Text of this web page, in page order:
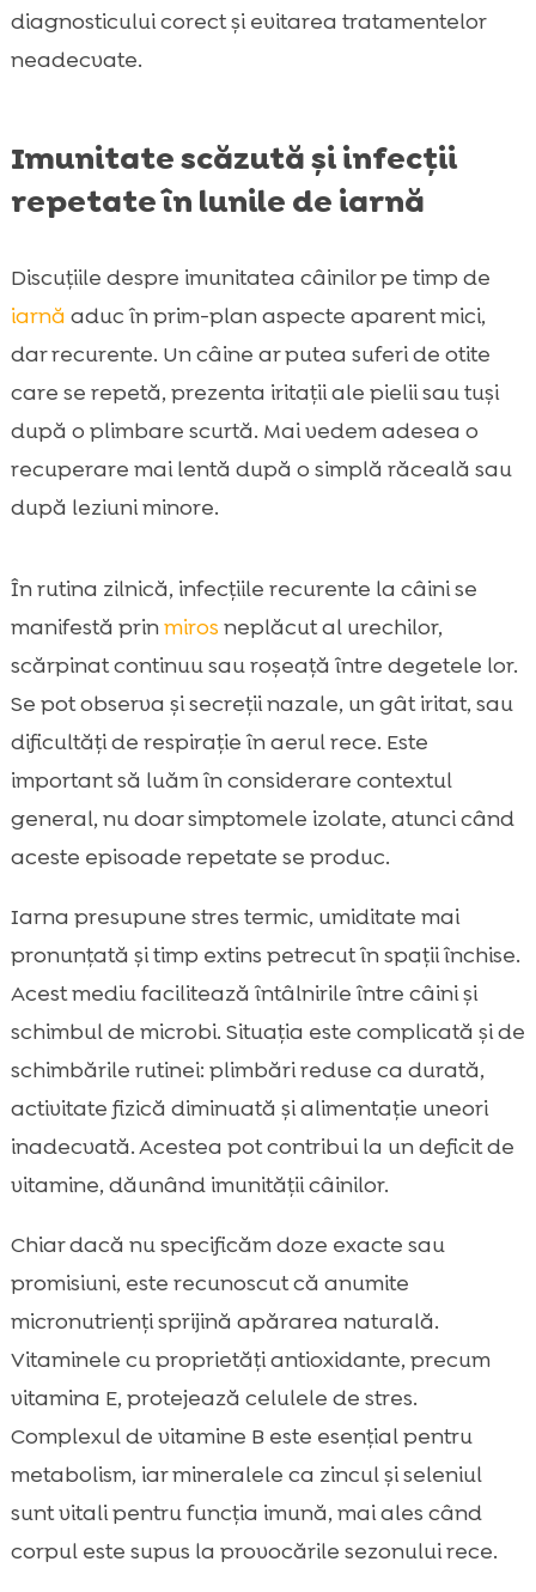
diagnosticului corect și evitarea tratamentelor
neadecvate.
Imunitate scăzută și infecții
repetate în lunile de iarnă
Discuțiile despre imunitatea câinilor pe timp de
iarnă aduc în prim-plan aspecte aparent mici,
dar recurente. Un câine ar putea suferi de otite
care se repetă, prezenta iritații ale pielii sau tuși
după o plimbare scurtă. Mai vedem adesea o
recuperare mai lentă după o simplă răceală sau
după leziuni minore.
În rutina zilnică, infecțiile recurente la câini se
manifestă prinmiros neplăcut al urechilor,
scărpinat continuu sau roșeață între degetele lor.
Se pot observa și secreții nazale, un gât iritat, sau
dificultăți de respirație în aerul rece. Este
important să luăm în considerare contextul
general, nu doar simptomele izolate, atunci când
aceste episoade repetate se produc.
Iarna presupune stres termic, umiditate mai
pronunțată și timp extins petrecut în spații închise.
Acest mediu facilitează întâlnirile între câini și
schimbul de microbi. Situația este complicată și de
schimbările rutinei: plimbări reduse ca durată,
activitate fizică diminuată și alimentație uneori
inadecvată. Acestea pot contribui la un deficit de
vitamine, dăunând imunității câinilor.
Chiar dacă nu specificăm doze exacte sau
promisiuni, este recunoscut că anumite
micronutrienți sprijină apărarea naturală.
Vitaminele cu proprietăți antioxidante, precum
vitamina E, protejează celulele de stres.
Complexul de vitamine B este esențial pentru
metabolism, iar mineralele ca zincul și seleniul
sunt vitali pentru funcția imună, mai ales când
corpul este supus la provocările sezonului rece.